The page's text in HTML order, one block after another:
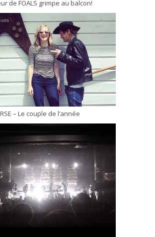
de FOALS grimpe au balcon!
– Le couple de l’année